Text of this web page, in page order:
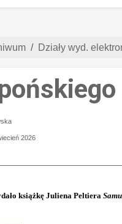
Działy wyd.
2026
książkę Juliena Peltiera